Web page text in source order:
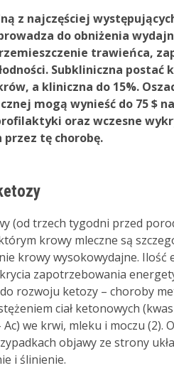
z najczęściej
do obniżenia
trawieńca,
Subkliniczna
a kliniczna do 15%.
mogą wynieść do 75 $
oraz wczesne
przez tę chorobę.
(od trzech tygodni przed
krowy mleczne są
krowy wysokowydajne.
zapotrzebowania
rozwoju ketozy – choroby
ciał ketonowych
Ac) we krwi, mleku i moczu
objawy ze strony
i ślinienie.